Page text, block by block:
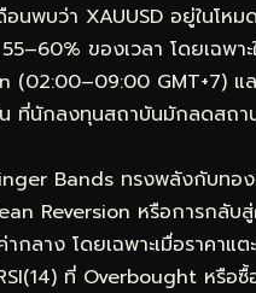
นพบว่า XAUUSD อยู่ในโหมด
ของเวลา โดยเฉพาะ
(02:00–09:00 GMT+7) แ
ที่นักลงทุนสถาบันมักลดสถา
Bands ทรงพลังกับทอ
Reversion หรือการกลับสู่
กลาง โดยเฉพาะเมื่อราคาแ
ที่ Overbought หรือซื้